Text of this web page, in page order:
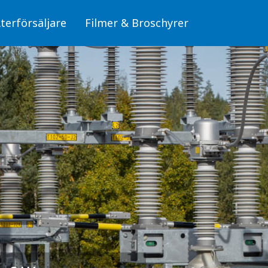
miljö och säkerhet
och
trafik
Fiber/OPTO
Skyltar för fiber (OPTO)
Stolpar för fiber (OPTO)
Filmer & Broschyrer
Skyltar
Skyltar för elanläggningar
Fiber/OPTO
Luftledning/Sambyggnad
Skyltar för hälsa, miljö och säkerhet
Skyltar för Fordonsladdning
Sjöfart, Kraftverksdammar och Pegelskalor